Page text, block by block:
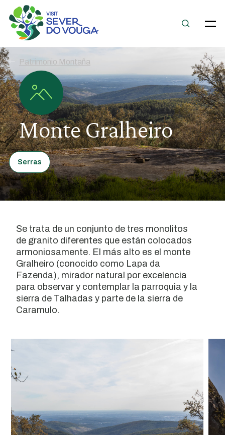
Patrimonio Montaña
Monte Gralheiro
Serras
Se trata de un conjunto de tres monolitos
de granito diferentes que están colocados
armoniosamente. El más alto es el monte
Gralheiro (conocido como Lapa da
Fazenda), mirador natural por excelencia
para observar y contemplar la parroquia y la
sierra de Talhadas y parte de la sierra de
Caramulo.